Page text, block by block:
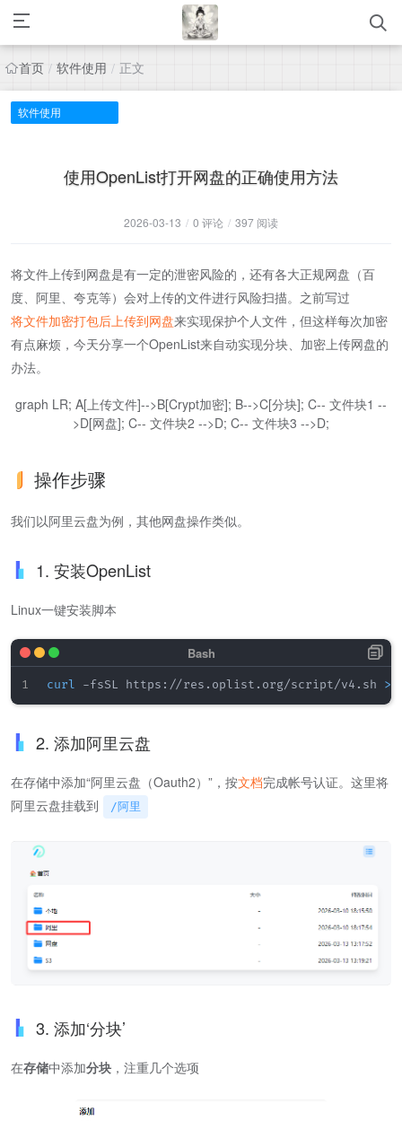
首页 / 软件使用 / 正文
软件使用
使用OpenList打开网盘的正确使用方法
2026-03-13 / 0 评论 / 397 阅读
将文件上传到网盘是有一定的泄密风险的，还有各大正规网盘（百
度、阿里、夸克等）会对上传的文件进行风险扫描。之前写过
将文件加密打包后上传到网盘来实现保护个人文件，但这样每次加密
有点麻烦，今天分享一个OpenList来自动实现分块、加密上传网盘的
办法。
graph LR; A[上传文件]-->B[Crypt加密]; B-->C[分块]; C-- 文件块1 --
>D[网盘]; C-- 文件块2 -->D; C-- 文件块3 -->D;
操作步骤
我们以阿里云盘为例，其他网盘操作类似。
1. 安装OpenList
Linux一键安装脚本
curl -fsSL https://res.oplist.org/script/v4.sh >
2. 添加阿里云盘
在存储中添加“阿里云盘（Oauth2）”，按文档完成帐号认证。这里将
阿里云盘挂载到
/阿里
3. 添加‘分块’
在存储中添加分块 ，注重几个选项